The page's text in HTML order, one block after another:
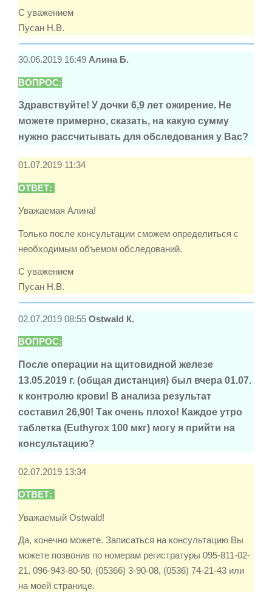
С уважением
Пусан Н.В.
30.06.2019 16:49 Алина Б.
ВОПРОС:
Здравствуйте! У дочки 6,9 лет ожирение. Не
можете примерно, сказать, на какую сумму
нужно рассчитывать для обследования у Вас?
01.07.2019 11:34
ОТВЕТ:
Уважаемая Алина!
Только после консультации сможем определиться с
необходимым объемом обследований.
С уважением
Пусан Н.В.
02.07.2019 08:55 Ostwald К.
ВОПРОС:
После операции на щитовидной железе
13.05.2019 г. (общая дистанция) был вчера 01.07.
к контролю крови! В анализа результат
составил 26,90! Так очень плохо! Каждое утро
таблетка (Euthyrox 100 мкг) могу я прийти на
консультацию?
02.07.2019 13:34
ОТВЕТ:
Уважаемый Ostwald!
Да, конечно можете. Записаться на консультацию Вы
можете позвонив по номерам регистратуры 095-811-02-
21, 096-943-80-50, (05366) 3-90-08, (0536) 74-21-43 или
на моей странице.